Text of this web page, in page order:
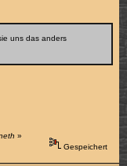
uns das anders
»
Gespeichert